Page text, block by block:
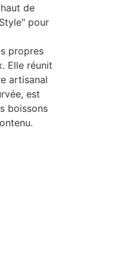
de
pour
propres
Elle réunit
artisanal
est
boissons